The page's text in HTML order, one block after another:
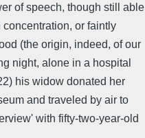
of speech, though still able
or faintly
(the origin, indeed, of our
night, alone in a hospital
his widow donated her
and traveled by air to
with fifty-two-year-old